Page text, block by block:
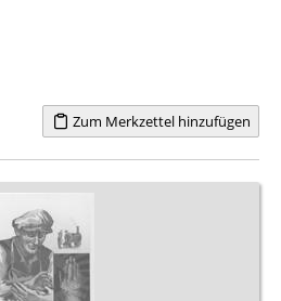
Zum Merkzettel hinzufügen